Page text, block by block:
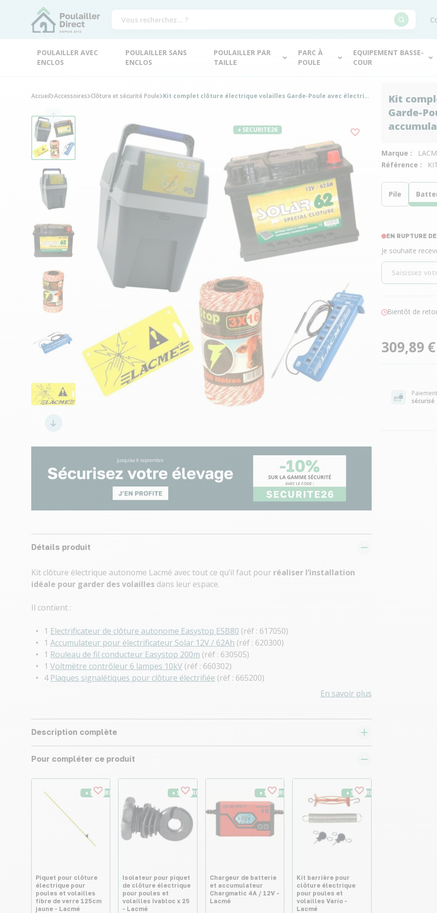
POULAILLER AVEC
ENCLOS
POULAILLER SANS
ENCLOS
POULAILLER PAR
TAILLE
PARC À
POULE
EQUIPEMENT BASSE-
COUR
Kit
Garde-
Marque :
Référence :
Pile
EN RUPTURE
Je souhaite
Bientôt de
309,89 €
Paiement
sécurisé
Détails produit
Kit clôture électrique autonome Lacmé avec tout ce qu’il faut pour réaliser l’installation
idéale pour garder des volailles dans leur espace.
Il contient :
1 Electrificateur de clôture autonome Easystop ESB80 (réf : 617050)
1 Accumulateur pour électrificateur Solar 12V / 62Ah (réf : 620300)
1 Rouleau de fil conducteur Easystop 200m (réf : 630505)
1 Voltmètre contrôleur 6 lampes 10kV (réf : 660302)
4 Plaques signalétiques pour clôture électrifiée (réf : 665200)
En savoir plus
Description complète
Pour compléter ce produit
♦ SECURITE26
Piquet pour clôture
électrique pour
poules et volailles
fibre de verre 125cm
jaune - Lacmé
♦ SECURITE26
Isolateur pour piquet
de clôture électrique
pour poules et
volailles Ivabloc x 25
- Lacmé
♦ SECURITE26
Chargeur de batterie
et accumulateur
Chargmatic 4A / 12V -
Lacmé
♦ SECURITE26
Kit barrière pour
clôture électrique
pour poules et
volailles Vario -
Lacmé
Accueil Accessoires Clôture et sécurité Poule Kit complet clôture électrique volailles Garde-Poule avec électrificateur à accumulateur - Lacmé
♦ SECURITE26